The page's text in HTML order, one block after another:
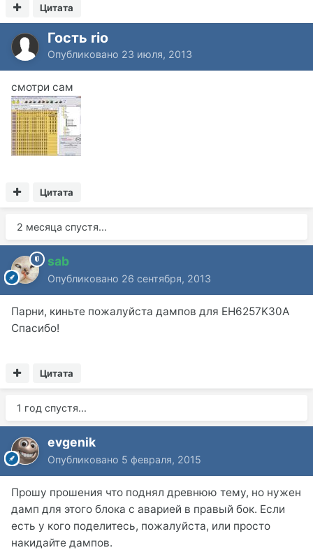
Цитата
Гость rio
Опубликовано 23 июля, 2013
смотри сам
Цитата
2 месяца спустя...
sab
Опубликовано 26 сентября, 2013
Парни, киньте пожалуйста дампов для EH6257K30A
Спасибо!
Цитата
1 год спустя...
evgenik
Опубликовано 5 февраля, 2015
Прошу прошения что поднял древнюю тему, но нужен
дамп для этого блока с аварией в правый бок. Если
есть у кого поделитесь, пожалуйста, или просто
накидайте дампов.